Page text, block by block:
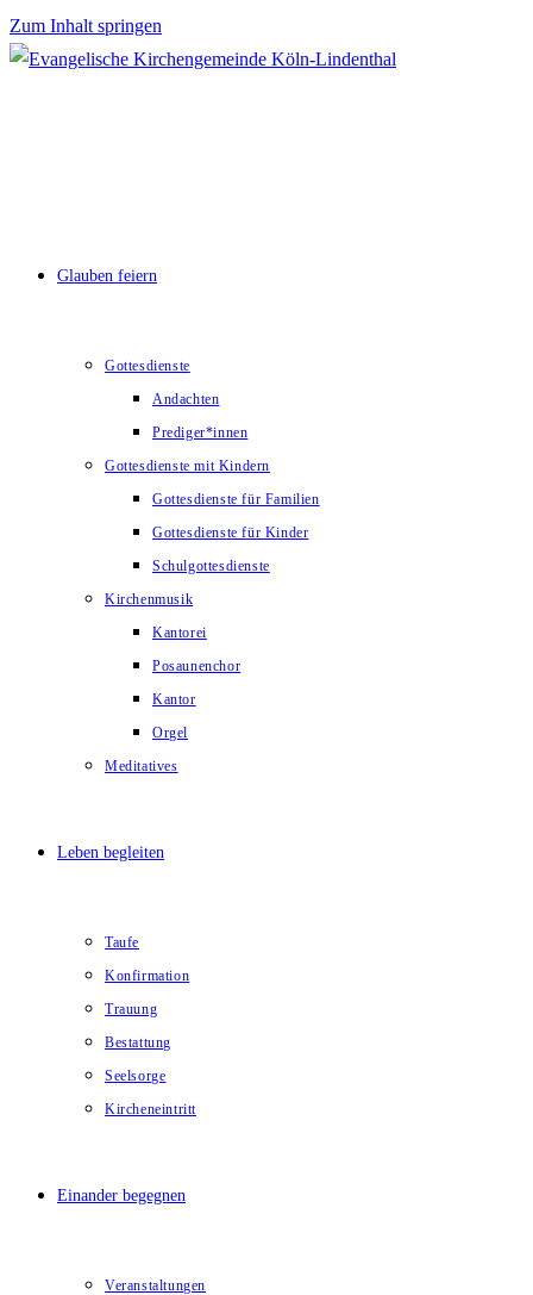
Zum Inhalt springen
Glauben feiern
Gottesdienste
Andachten
Prediger*innen
Gottesdienste mit Kindern
Gottesdienste für Familien
Gottesdienste für Kinder
Schulgottesdienste
Kirchenmusik
Kantorei
Posaunenchor
Kantor
Orgel
Meditatives
Leben begleiten
Taufe
Konfirmation
Trauung
Bestattung
Seelsorge
Kircheneintritt
Einander begegnen
Veranstaltungen